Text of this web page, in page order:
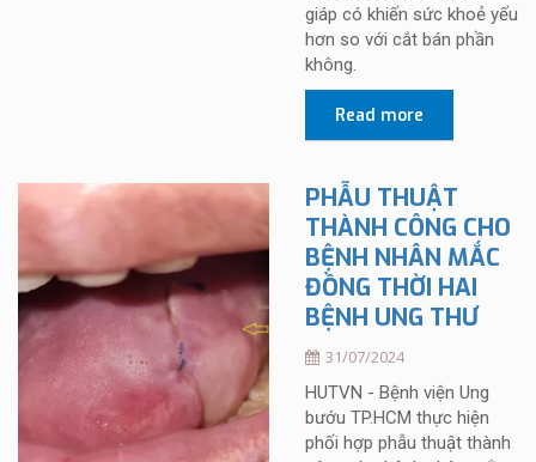
giáp có khiến sức khoẻ yếu
hơn so với cắt bán phần
không.
Read more
PHẪU THUẬT
THÀNH CÔNG CHO
BỆNH NHÂN MẮC
ĐỒNG THỜI HAI
BỆNH UNG THƯ
31/07/2024
HUTVN - Bệnh viện Ung
bướu TP.HCM thực hiện
phối hợp phẫu thuật thành